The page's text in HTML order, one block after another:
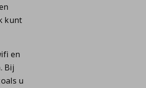
kunt
en
Bij
u